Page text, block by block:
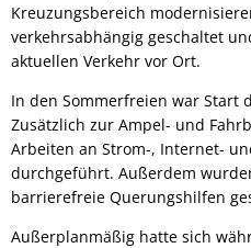
Kreuzungsbereich
verkehrsabhängig geschaltet
aktuellen Verkehr vor Ort.
In den Sommerfreien war Start
Zusätzlich zur Ampel- und
Arbeiten an Strom-, Internet-
durchgeführt. Außerdem
barrierefreie Querungshilfen
Außerplanmäßig hatte sich